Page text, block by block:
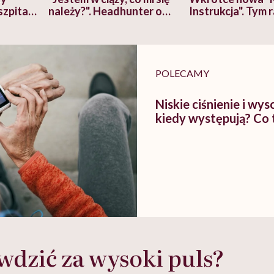
należy?". Headhunter o
pracy
Instrukcja". Tym
POLECAMY
Niskie ciśnienie i
kiedy występują? Co
za wysoki puls?